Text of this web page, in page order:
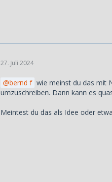
27. Juli 2024
bernd f wie meinst du das mit
umzuschreiben. Dann kann es
Meintest du das als Idee oder